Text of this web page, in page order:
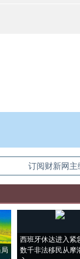
认即可刊登转载。
订阅财新网主
西班牙休达进入紧
数千非法移民从摩